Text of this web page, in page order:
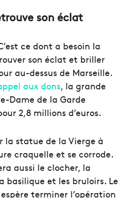
son éclat
ce dont a besoin la
son éclat et briller
au-dessus de Marseille.
aux dons, la grande
Dame de la Garde
2,8 millions d’euros.
la statue de la Vierge à
craquelle et se corrode.
aussi le clocher, la
basilique et les bruloirs. Le
terminer l’opération